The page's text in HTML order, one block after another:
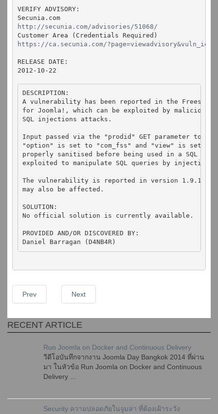
VERIFY ADVISORY:
Secunia.com
http://secunia.com/advisories/51068/
https://ca.secunia.com/
RELEASE DATE:
DESCRIPTION:
A vulnerability has been reported in the Freestyle
for Joomla!, which can be exploited by malicious
SQL injections attacks.
Input passed via the "prodid" GET parameter to
"option" is set to "com_fss" and "view" is set
properly sanitised before being used in a SQL
exploited to manipulate SQL queries by injecting
The vulnerability is reported in version
may also be affected.
SOLUTION:
No official solution is currently available.
PROVIDED AND/OR DISCOVERED BY:
Daniel Barragan (D4NB4R)
Prev Next
RECENT ARTICLE
Run Joomla on Docker and Continuous Delivery
วีดีโอบันทึกจากงาน Joomla Day Bangkok 2014 ที่ผ่าน
มา ในหัวข้อ Run Joomla on Docker and Continuous
Delivery ...
Security ความปลอดภัยในจูมล่า ที่ต้องเฝ้าระวัง